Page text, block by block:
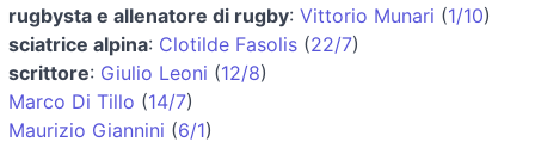
rugbysta e allenatore di rugby: Vittorio Munari (1/10)
sciatrice alpina: Clotilde Fasolis (22/7)
scrittore: Giulio Leoni (12/8)
Marco Di Tillo (14/7)
Maurizio Giannini (6/1)